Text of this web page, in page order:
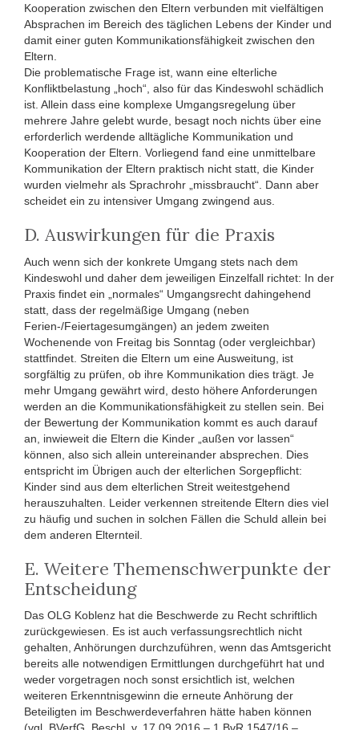
Kooperation zwischen den Eltern verbunden mit vielfältigen
Absprachen im Bereich des täglichen Lebens der Kinder und
damit einer guten Kommunikationsfähigkeit zwischen den
Eltern.
Die problematische Frage ist, wann eine elterliche
Konfliktbelastung „hoch“, also für das Kindeswohl schädlich
ist. Allein dass eine komplexe Umgangsregelung über
mehrere Jahre gelebt wurde, besagt noch nichts über eine
erforderlich werdende alltägliche Kommunikation und
Kooperation der Eltern. Vorliegend fand eine unmittelbare
Kommunikation der Eltern praktisch nicht statt, die Kinder
wurden vielmehr als Sprachrohr „missbraucht“. Dann aber
scheidet ein zu intensiver Umgang zwingend aus.
D. Auswirkungen für die Praxis
Auch wenn sich der konkrete Umgang stets nach dem
Kindeswohl und daher dem jeweiligen Einzelfall richtet: In der
Praxis findet ein „normales“ Umgangsrecht dahingehend
statt, dass der regelmäßige Umgang (neben
Ferien-/Feiertagesumgängen) an jedem zweiten
Wochenende von Freitag bis Sonntag (oder vergleichbar)
stattfindet. Streiten die Eltern um eine Ausweitung, ist
sorgfältig zu prüfen, ob ihre Kommunikation dies trägt. Je
mehr Umgang gewährt wird, desto höhere Anforderungen
werden an die Kommunikationsfähigkeit zu stellen sein. Bei
der Bewertung der Kommunikation kommt es auch darauf
an, inwieweit die Eltern die Kinder „außen vor lassen“
können, also sich allein untereinander absprechen. Dies
entspricht im Übrigen auch der elterlichen Sorgepflicht:
Kinder sind aus dem elterlichen Streit weitestgehend
herauszuhalten. Leider verkennen streitende Eltern dies viel
zu häufig und suchen in solchen Fällen die Schuld allein bei
dem anderen Elternteil.
E. Weitere Themenschwerpunkte der
Entscheidung
Das OLG Koblenz hat die Beschwerde zu Recht schriftlich
zurückgewiesen. Es ist auch verfassungsrechtlich nicht
gehalten, Anhörungen durchzuführen, wenn das Amtsgericht
bereits alle notwendigen Ermittlungen durchgeführt hat und
weder vorgetragen noch sonst ersichtlich ist, welchen
weiteren Erkenntnisgewinn die erneute Anhörung der
Beteiligten im Beschwerdeverfahren hätte haben können